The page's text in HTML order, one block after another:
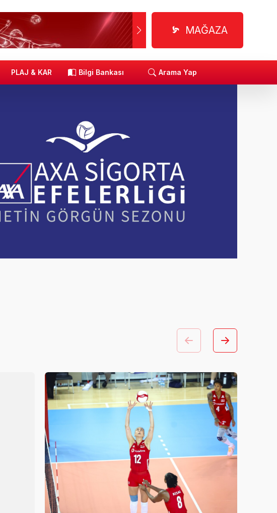
MAĞAZA
PLAJ & KAR Bilgi Bankası Arama Yap